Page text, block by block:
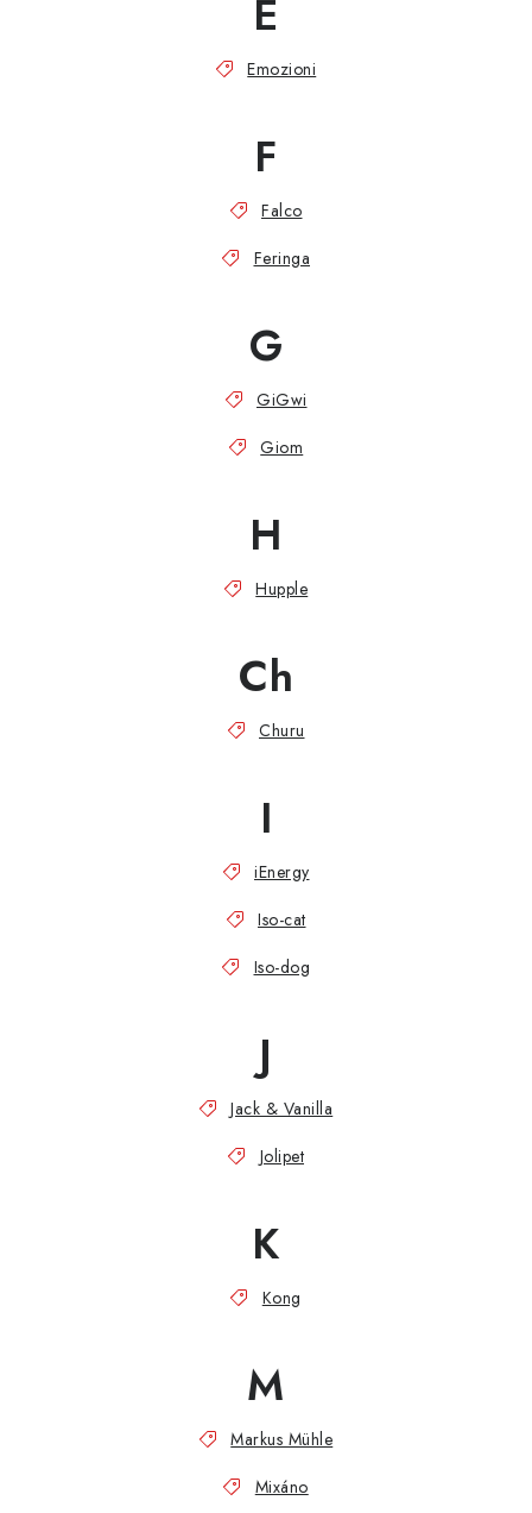
E
Emozioni
F
Falco
Feringa
G
GiGwi
Giom
H
Hupple
Ch
Churu
I
iEnergy
Iso-cat
Iso-dog
J
Jack & Vanilla
Jolipet
K
Kong
M
Markus Mühle
Mixáno